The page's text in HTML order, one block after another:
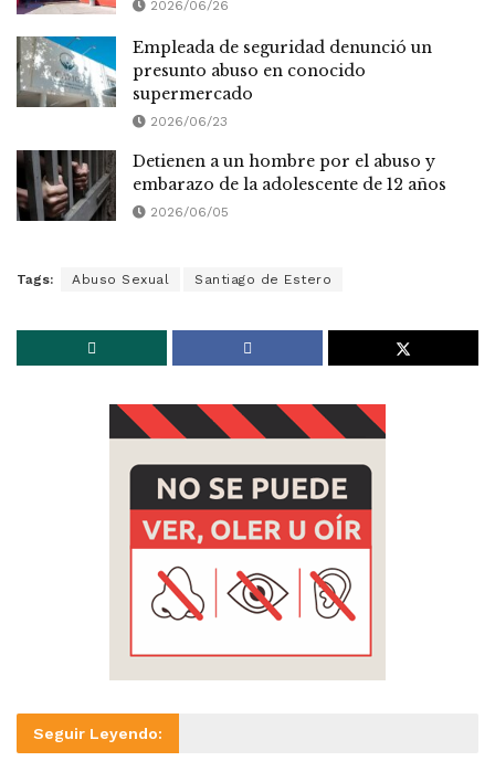
2026/06/26
Empleada de seguridad denunció un
presunto abuso en conocido
supermercado
2026/06/23
Detienen a un hombre por el abuso y
embarazo de la adolescente de 12 años
2026/06/05
Tags: Abuso Sexual Santiago de Estero
Seguir Leyendo: